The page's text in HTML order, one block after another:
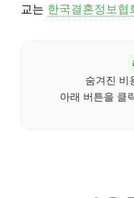
교는 한국결혼정보협
숨겨진 비
아래 버튼을 클